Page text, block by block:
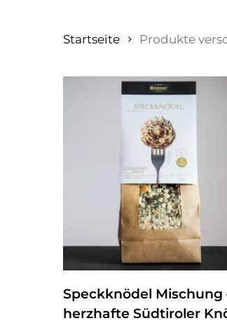
Startseite Produkte
Speckknödel Mischung
herzhafte Südtiroler